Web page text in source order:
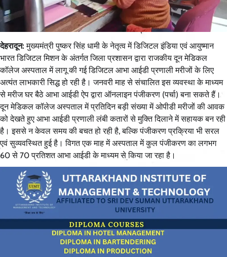
देहरादून:मुख्यमंत्री पुष्कर सिंह धामी के नेतृत्व में डिजिटल इंडिया एवं आयुष्मान
भारत डिजिटल मिशन के अंतर्गत जिला प्रशासन द्वारा राजकीय दून मेडिकल
कॉलेज अस्पताल में लागू की गई डिजिटल आभा आईडी प्रणाली मरीजों के लिए
अत्यंत लाभकारी सिद्ध हो रही है। जनवरी माह से संचालित इस व्यवस्था के माध्यम
से मरीज घर बैठे आभा आईडी ऐप द्वारा ऑनलाइन पंजीकरण (पर्चा) बना सकते हैं।
दून मेडिकल कॉलेज अस्पताल में प्रतिदिन बड़ी संख्या में ओपीडी मरीजों की आवक
को देखते हुए आभा आईडी प्रणाली लंबी कतारों से मुक्ति दिलाने में सहायक बन रही
है। इससे न केवल समय की बचत हो रही है, बल्कि पंजीकरण प्रक्रिया भी सरल
एवं सुव्यवस्थित हुई है। विगत एक माह में अस्पताल में कुल पंजीकरण का लगभग
60 से 70 प्रतिशत आभा आईडी के माध्यम से किया जा रहा है।